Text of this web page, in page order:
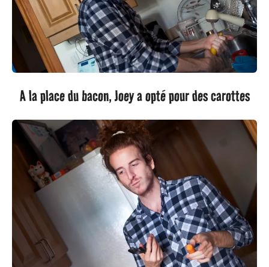
A la place du bacon, Joey a opté pour des carottes